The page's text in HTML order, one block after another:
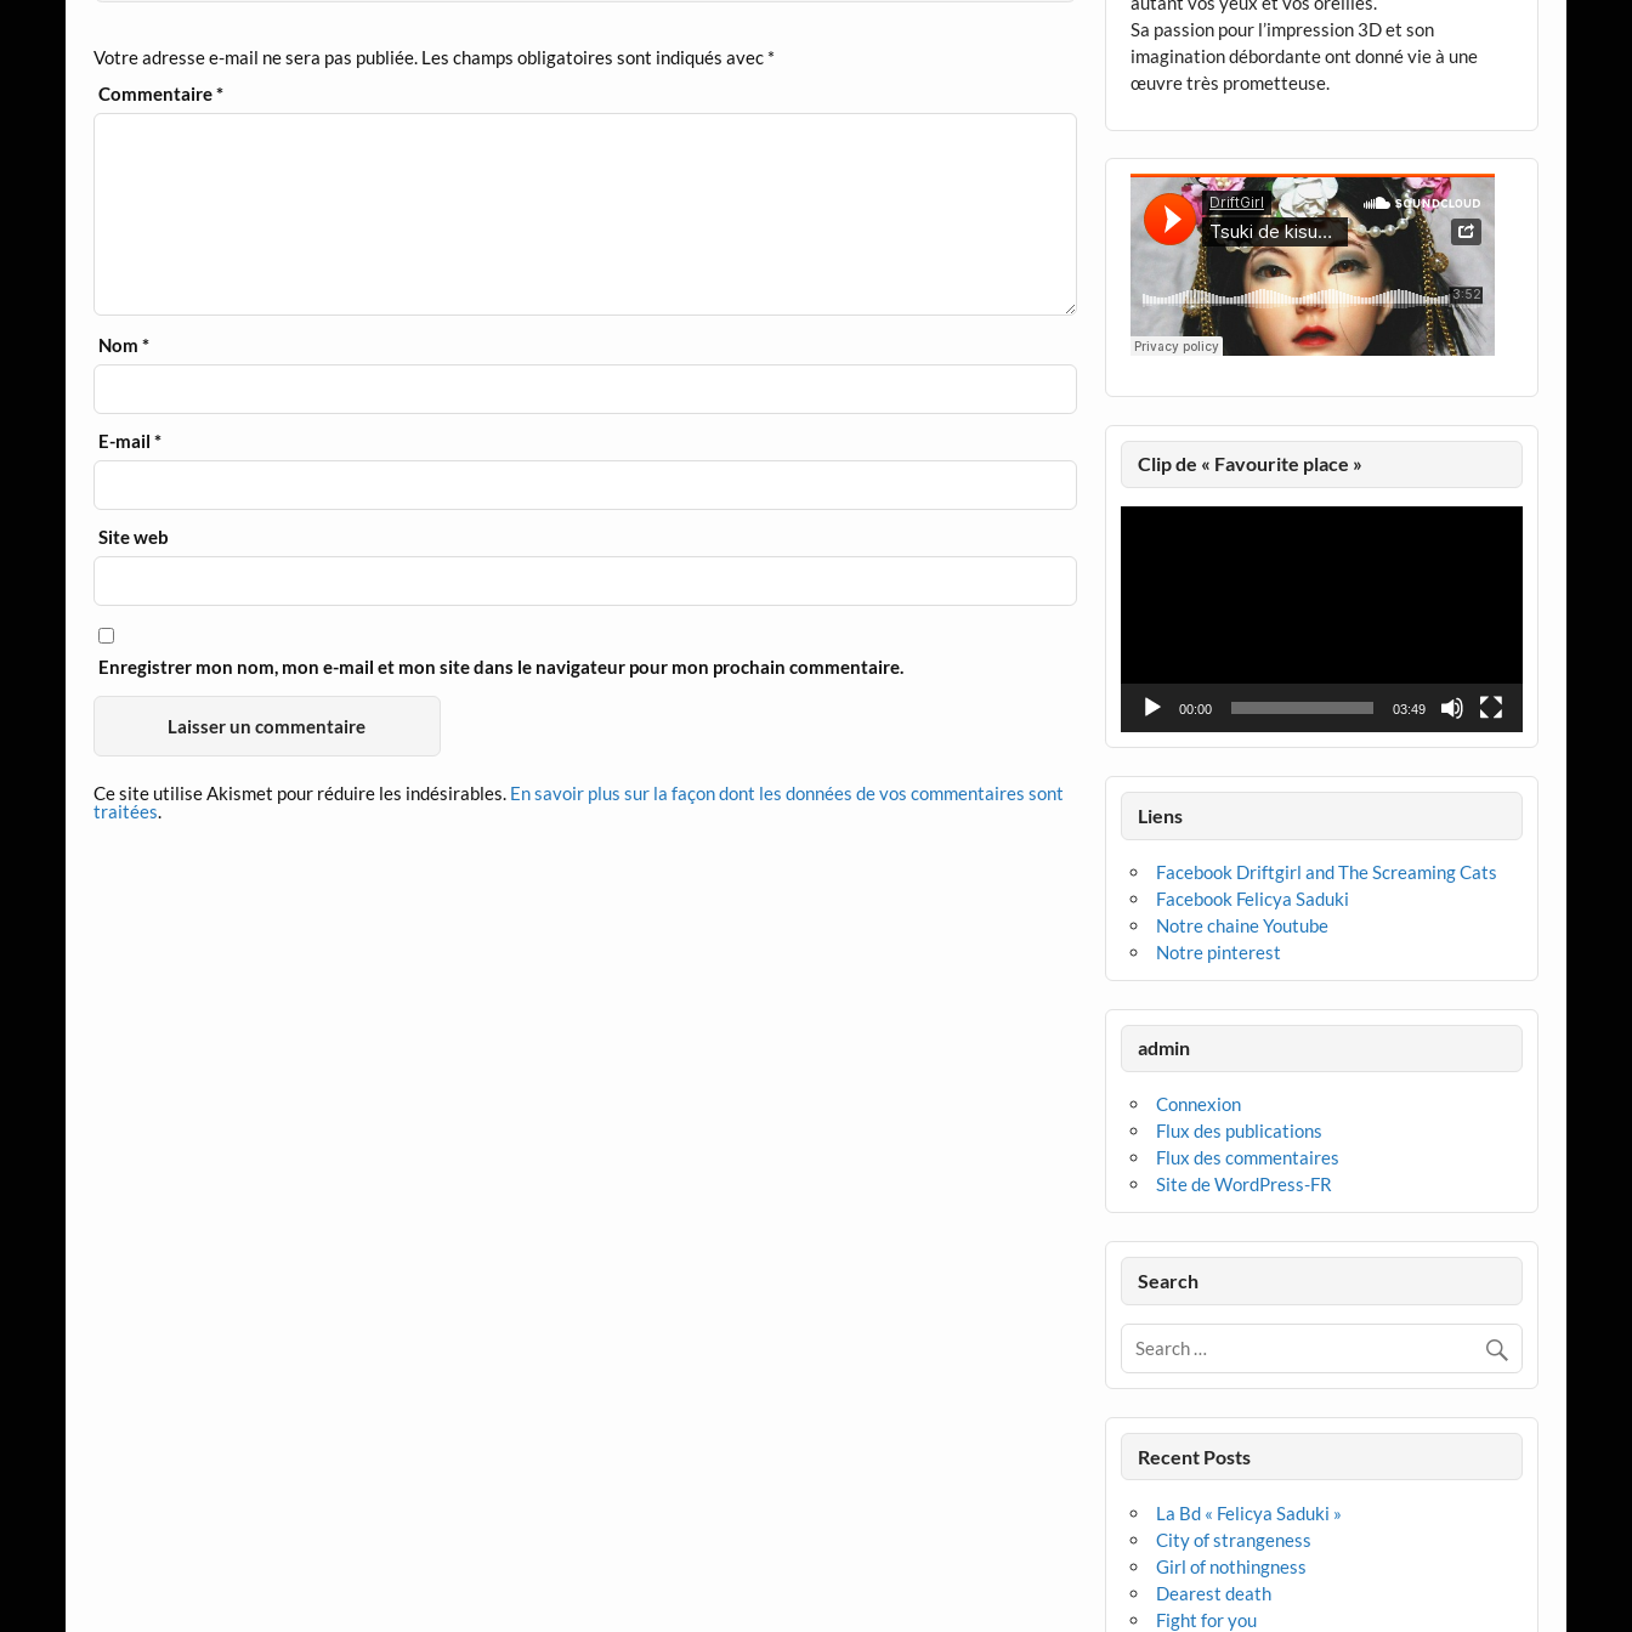
Votre adresse e-mail ne sera pas publiée. Les champs obligatoires sont indiqués avec *
Commentaire*
Nom*
E-mail*
Site web
Enregistrer mon nom, mon e-mail et mon site dans le navigateur pour mon prochain commentaire.
Ce site utilise Akismet pour réduire les indésirables. En savoir plus sur la façon dont les données de vos commentaires sont
traitées.
Sa passion pour l’impression 3D et son
imagination débordante ont donné vie à une
œuvre très prometteuse.
Clip de « Favourite place »
Lecteur
00:00 03:49
Liens
Facebook Driftgirl and The Screaming Cats
Facebook Felicya Saduki
Notre chaine Youtube
Notre pinterest
admin
Connexion
Flux des publications
Flux des commentaires
Site de WordPress-FR
Search
Recent Posts
La Bd « Felicya Saduki »
City of strangeness
Girl of nothingness
Dearest death
Fight for you